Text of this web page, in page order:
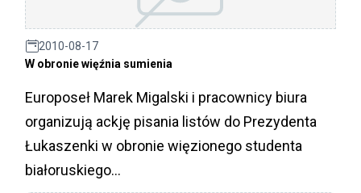
Rzecznik Praw Obywatelskich Rzeczpospolitej
Polskiej oraz Prezydent Miasta Ruda Sląska
Andrzej Stania, .
2010-08-17
W obronie więźnia sumienia
Europoseł Marek Migalski i pracownicy biura
organizują ackję pisania listów do Prezydenta
Łukaszenki w obronie więzionego studenta
białoruskiego...